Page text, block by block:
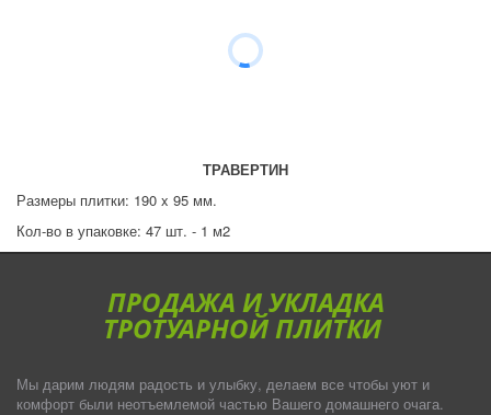
ТРАВЕРТИН
Размеры плитки: 190 x 95 мм.
Кол-во в упаковке: 47 шт. - 1 м2
ПРОДАЖА И УКЛАДКА
ТРОТУАРНОЙ ПЛИТКИ
Мы дарим людям радость и улыбку, делаем все чтобы уют и
комфорт были неотъемлемой частью Вашего домашнего очага.